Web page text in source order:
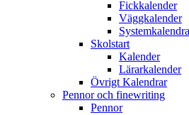
Fickkalender
Väggkalender
Skolstart
Kalender
Lärarkalender
Övrigt Kalendrar
Pennor och finewriting
Pennor